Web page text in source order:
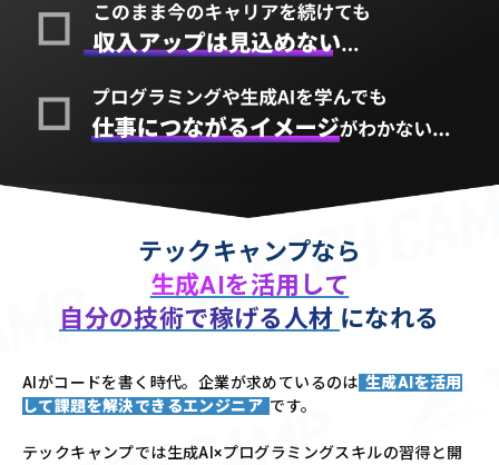
テックキャンプなら
生成AIを活用して
自分の技術で稼げる人材 になれる
AIがコードを書く時代。企業が求めているのは 生成AIを活用
して課題を解決できるエンジニア です。
テックキャンプでは生成AI×プログラミングスキルの習得と開